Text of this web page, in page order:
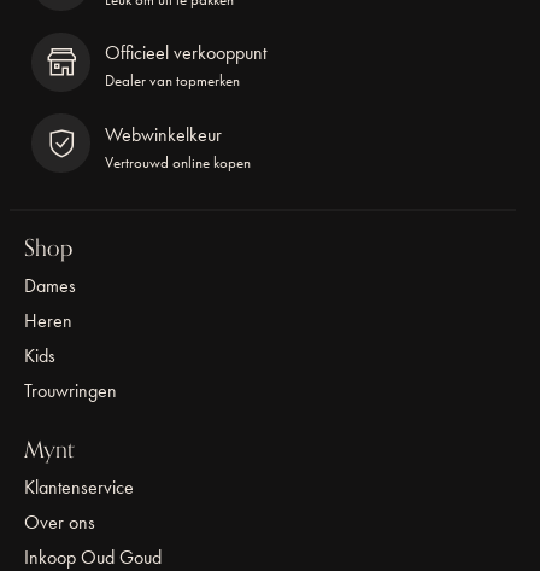
Officieel verkooppunt
Dealer van topmerken
Webwinkelkeur
Vertrouwd online kopen
Shop
Dames
Heren
Kids
Trouwringen
Mynt
Klantenservice
Over ons
Inkoop Oud Goud